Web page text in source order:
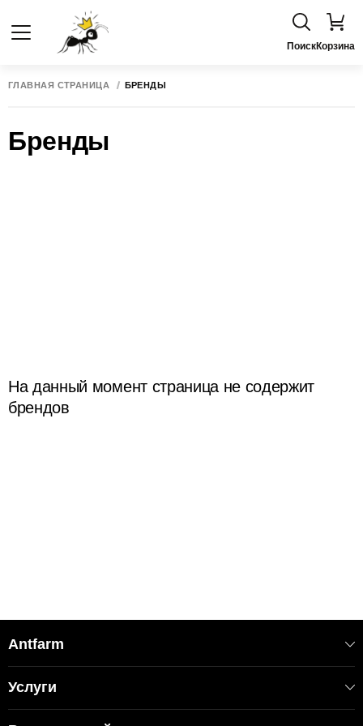
ПоискКорзина
ГЛАВНАЯ СТРАНИЦА БРЕНДЫ
Бренды
На данный момент страница не содержит
брендов
Antfarm
Услуги